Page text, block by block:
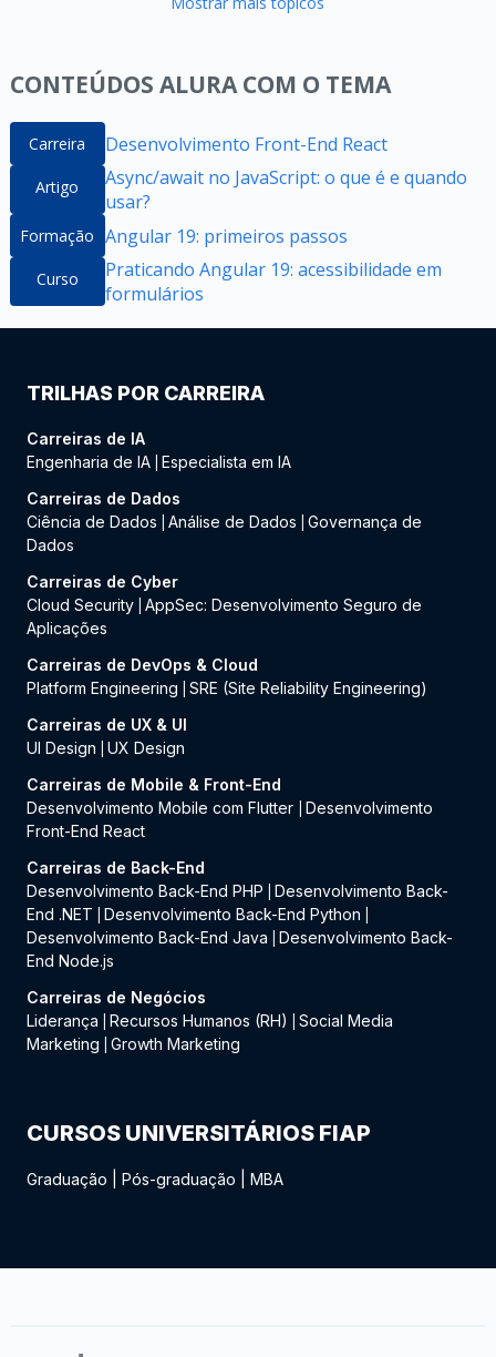
CONTEÚDOS ALURA COM O TEMA
Carreira Desenvolvimento Front-End React
Artigo
Async/await no JavaScript: o que é e quando
usar?
Formação Angular 19: primeiros passos
Curso
Praticando Angular 19: acessibilidade em
formulários
TRILHAS POR CARREIRA
Carreiras de IA
Engenharia de IA Especialista em IA
Carreiras de Dados
Ciência de Dados
Análise de Dados
Governança de
Dados
Carreiras de Cyber
Cloud Security AppSec: Desenvolvimento Seguro de
Aplicações
Carreiras de DevOps & Cloud
Platform Engineering
SRE (Site Reliability Engineering)
Carreiras de UX & UI
UI Design
UX Design
Carreiras de Mobile & Front-End
Desenvolvimento Mobile com Flutter
Desenvolvimento
Front-End React
Carreiras de Back-End
Desenvolvimento Back-End PHP
Desenvolvimento Back-
End .NET
Desenvolvimento Back-End Python
Desenvolvimento Back-End Java
Desenvolvimento Back-
End Node.js
Carreiras de Negócios
Liderança
Recursos Humanos (RH)
Social Media
Marketing
Growth Marketing
CURSOS UNIVERSITÁRIOS FIAP
Graduação Pós-graduação MBA